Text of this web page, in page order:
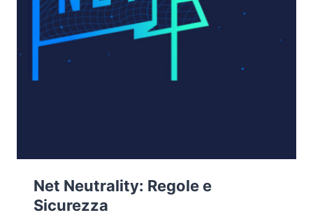
Net Neutrality: Regole e
Sicurezza